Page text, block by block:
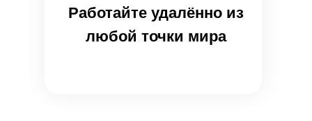
Работайте удалённо из
любой точки мира